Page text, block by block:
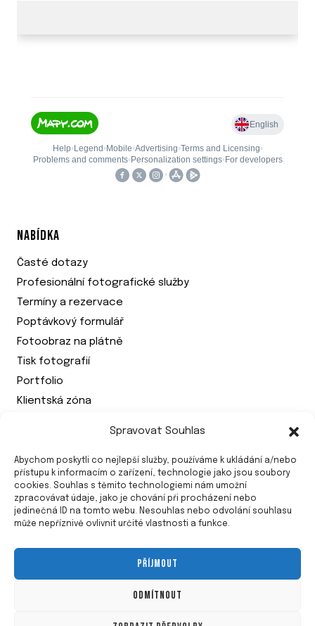
Spravovat Souhlas
Abychom poskytli co nejlepší služby, používáme k ukládání a/nebo
přístupu k informacím o zařízení, technologie jako jsou soubory
cookies. Souhlas s těmito technologiemi nám umožní
zpracovávat údaje, jako je chování při procházení nebo
jedinečná ID na tomto webu. Nesouhlas nebo odvolání souhlasu
může nepříznivě ovlivnit určité vlastnosti a funkce.
PŘÍJMOUT
ODMÍTNOUT
NABÍDKA
Časté dotazy
Profesionální fotografické služby
Termíny a rezervace
Poptávkový formulář
Fotoobraz na plátně
Tisk fotografií
Portfolio
Klientská zóna
Zásady cookies (EU)
Ochrana osobních údajů (GDPR)
VŠEOBECNÉ OBCHODNÍ PODMÍNKY
© 2026 Fotografické studio Jagen v Bruntále -